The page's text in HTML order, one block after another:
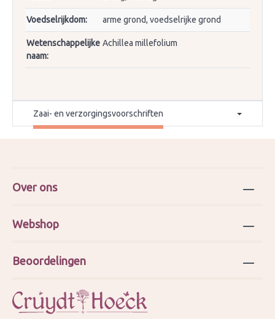
Voedselrijkdom: arme grond, voedselrijke grond
Wetenschappelijke
naam:
Achillea millefolium
Zaai- en verzorgingsvoorschriften
Over ons
Webshop
Beoordelingen